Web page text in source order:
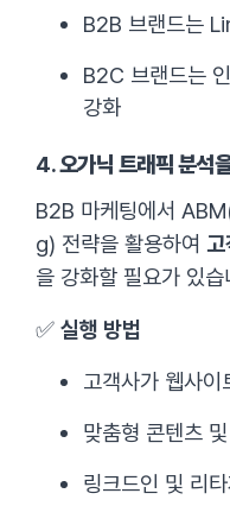
B2B 브랜드는
B2C 브랜드는
강화
4.오가닉 트래픽 분석
B2B 마케팅에서
g) 전략을 활용하여 고
을 강화할 필요가 있습
✅ 실행 방법
고객사가 웹사이
맞춤형 콘텐츠
링크드인 및 리